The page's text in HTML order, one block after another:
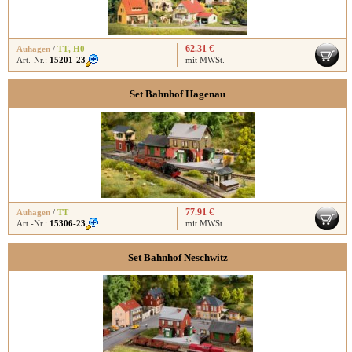
Auhagen / TT, H0
Art.-Nr.: 15201-23
62.31 €
mit MWSt.
Set Bahnhof Hagenau
Auhagen / TT
Art.-Nr.: 15306-23
77.91 €
mit MWSt.
Set Bahnhof Neschwitz